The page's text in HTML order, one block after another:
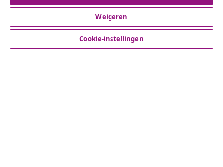
Klantenservice
Weigeren
Cookie-instellingen